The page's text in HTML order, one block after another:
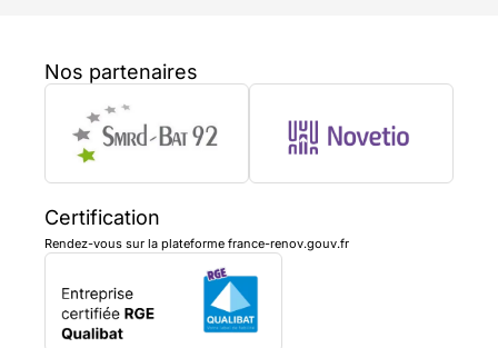
Nos partenaires
Certification
Rendez-vous sur la plateforme france-renov.gouv.fr